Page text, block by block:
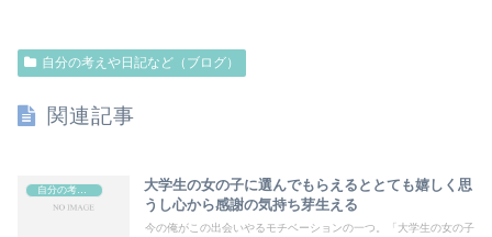
自分の考えや日記など（ブログ）
関連記事
自分の考えや日記など（ブログ）
大学生の女の子に選んでもらえるととても嬉しく思
うし心から感謝の気持ち芽生える
今の俺がこの出会いやるモチベーションの一つ。「大学生の女の子